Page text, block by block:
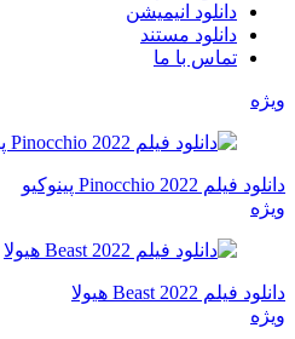
دانلود انیمیشن
دانلود مستند
تماس با ما
ویژه
دانلود فیلم Pinocchio 2022 پینوکیو
ویژه
دانلود فیلم Beast 2022 هیولا
ویژه